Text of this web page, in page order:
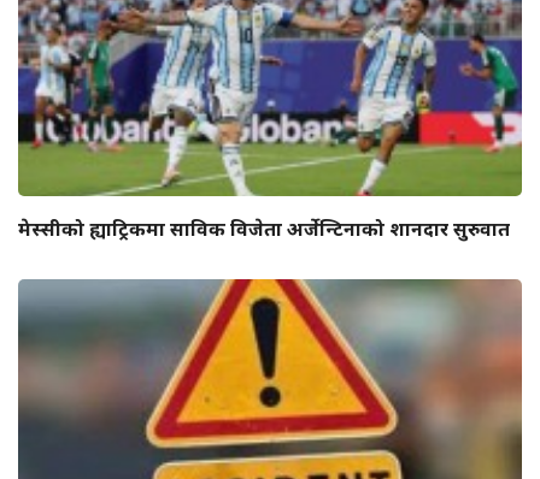
मेस्सीको ह्याट्रिकमा साविक विजेता अर्जेन्टिनाको शानदार सुरुवात